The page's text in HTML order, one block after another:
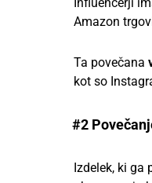
Amazon
Ta povečana
kot so
#2
Izdelek, ki